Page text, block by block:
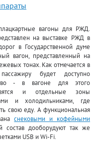
вагоны для РЖД.
на выставке РЖД в
в Государственной думе
вагон, представленный на
тонах. Как отмечается в
будет доступно
- в вагоне для этого
и отдельные зоны
и холодильниками, где
свою еду. А функциональная
снековыми и кофейными
состав дооборудуют так же
USB и Wi-Fi.